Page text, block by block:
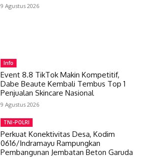
9 Agustus 2026
Info
Event 8.8 TikTok Makin Kompetitif,
Dabe Beaute Kembali Tembus Top 1
Penjualan Skincare Nasional
9 Agustus 2026
TNI-POLRI
Perkuat Konektivitas Desa, Kodim
0616/Indramayu Rampungkan
Pembangunan Jembatan Beton Garuda